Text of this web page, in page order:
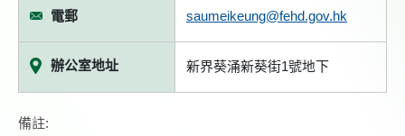
電郵 saumeikeung@fehd.gov.hk
辦公室地址 新界葵涌新葵街1號地下
備註: